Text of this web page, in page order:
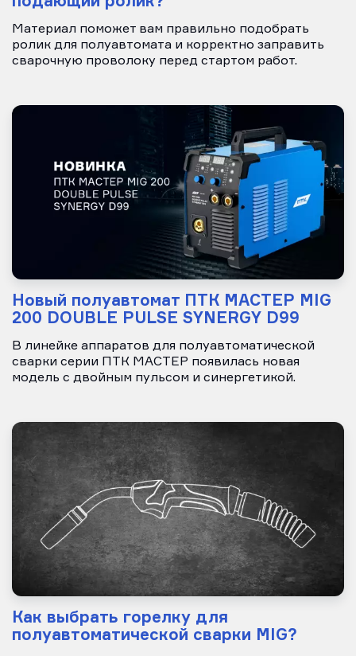
Материал поможет вам правильно подобрать
ролик для полуавтомата и корректно заправить
сварочную проволоку перед стартом работ.
Новый полуавтомат ПТК МАСТЕР MIG
200 DOUBLE PULSE SYNERGY D99
В линейке аппаратов для полуавтоматической
сварки серии ПТК МАСТЕР появилась новая
модель с двойным пульсом и синергетикой.
Как выбрать горелку для
полуавтоматической сварки MIG?